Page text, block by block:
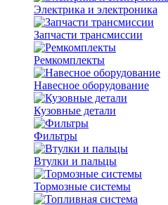
Электрика и электроника
Запчасти трансмиссии
Ремкомплекты
Навесное оборудование
Кузовные детали
Фильтры
Втулки и пальцы
Тормозные системы